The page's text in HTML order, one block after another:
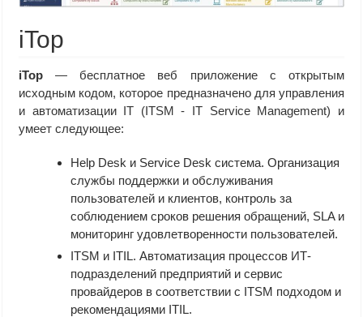
iTop
iTop — бесплатное веб приложение с открытым
исходным кодом, которое предназначено для управления
и автоматизации IT (ITSM - IT Service Management) и
умеет следующее:
Help Desk и Service Desk система. Организация
службы поддержки и обслуживания
пользователей и клиентов, контроль за
соблюдением сроков решения обращений, SLA и
мониторинг удовлетворенности пользователей.
ITSM и ITIL. Автоматизация процессов ИТ-
подразделений предприятий и сервис
провайдеров в соответствии с ITSM подходом и
рекомендациями ITIL.